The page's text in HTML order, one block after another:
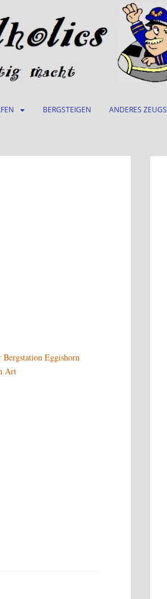
BERGSTEIGEN ANDERES ZEUGS
Eggishorn
Art